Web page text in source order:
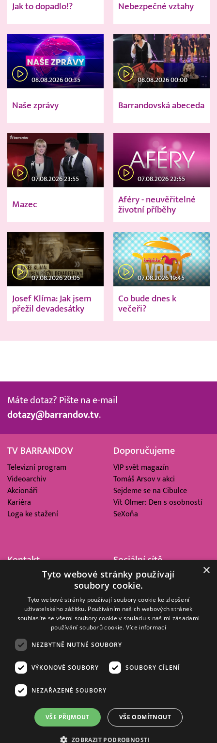
Jak to dopadlo!? Nebezpečné vztahy
08.08.2026 00:35
Naše zprávy
08.08.2026 00:00
Barrandovská abeceda
07.08.2026 23:55
Mazec
07.08.2026 22:55
Aféry - neuvěřitelné
životní příběhy
07.08.2026 20:05
Josef Klíma: Jak jsem
přežil devadesátky
07.08.2026 19:45
Co bude dnes k
večeři?
Máte dotaz? Pište na e-mail
dotazy@barrandov.tv.
TV BARRANDOV
Televizní program
Videoarchiv
Akcionáři
Kariéra
Loga ke stažení
Doporučujeme
VIP svět magazín
Tomáš Arsov v akci
Sejdeme se na Cibulce
Vít Olmer: Den s osobností
SeXoňa
Kontakt
Barrandov Televizní Studio,
Kříženeckého nám. 322
152 00 Praha 5
IČ 416 93 311
Sociální sítě
© 2008–2026 EMPRESA MEDIA, a.s. Všechna práva vyhrazena.
Zásady ochrany osobních a dalších zpracovávaných údajů
Informace o měření sledovanosti videa ve video archivu
Nielsen Digital Measurement
. Využíváme grafické podklady z
depositphotos.com .
×
Tyto webové stránky používají
soubory cookie.
Tyto webové stránky používají soubory cookie ke zlepšení
uživatelského zážitku. Používáním našich webových stránek
souhlasíte se všemi soubory cookie v souladu s našimi zásadami
používání souborů cookie. Více informací
NEZBYTNĚ NUTNÉ SOUBORY
VÝKONOVÉ SOUBORY SOUBORY CÍLENÍ
NEZAŘAZENÉ SOUBORY
VŠE PŘIJMOUT VŠE ODMÍTNOUT
ZOBRAZIT PODROBNOSTI